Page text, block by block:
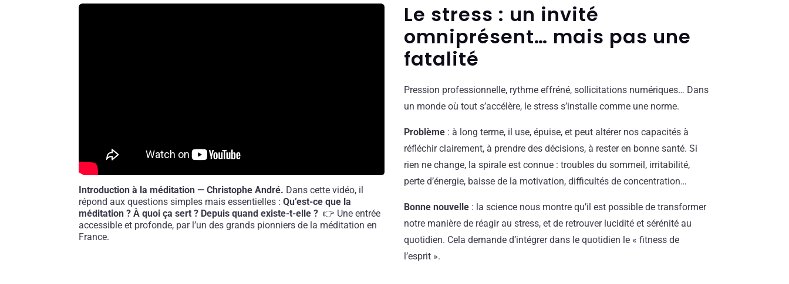
Introduction à la méditation — Christophe André. Dans cette vidéo, il
répond aux questions simples mais essentielles :Qu’est-ce que la
méditation ? À quoi ça sert ? Depuis quand existe-t-elle ?👉 Une entrée
accessible et profonde, par l’un des grands pionniers de la méditation en
France.
Le stress : un invité
omniprésent… mais pas une
fatalité
Pression professionnelle, rythme effréné, sollicitations numériques… Dans
un monde où tout s’accélère, le stress s’installe comme une norme.
Problème : à long terme, il use, épuise, et peut altérer nos capacités à
réfléchir clairement, à prendre des décisions, à rester en bonne santé. Si
rien ne change, la spirale est connue : troubles du sommeil, irritabilité,
perte d’énergie, baisse de la motivation, difficultés de concentration…
Bonne nouvelle : la science nous montre qu’il est possible de transformer
notre manière de réagir au stress, et de retrouver lucidité et sérénité au
quotidien. Cela demande d’intégrer dans le quotidien le « fitness de
l’esprit ».